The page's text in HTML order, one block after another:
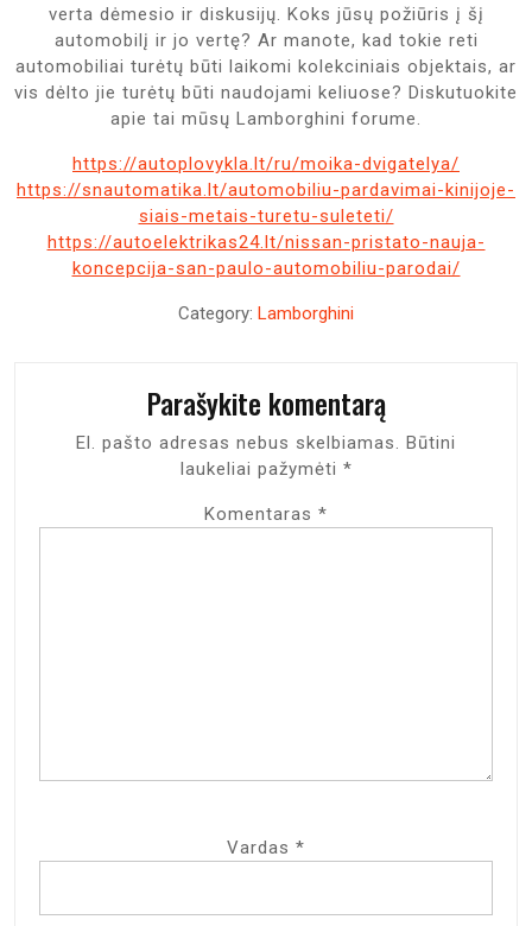
verta dėmesio ir diskusijų. Koks jūsų požiūris į šį
automobilį ir jo vertę? Ar manote, kad tokie reti
automobiliai turėtų būti laikomi kolekciniais objektais, ar
vis dėlto jie turėtų būti naudojami keliuose? Diskutuokite
apie tai mūsų Lamborghini forume.
https://autoplovykla.lt/ru/moika-dvigatelya/
https://snautomatika.lt/automobiliu-pardavimai-kinijoje-
siais-metais-turetu-suleteti/
https://autoelektrikas24.lt/nissan-pristato-nauja-
koncepcija-san-paulo-automobiliu-parodai/
Category: Lamborghini
Parašykite komentarą
El. pašto adresas nebus skelbiamas. Būtini
laukeliai pažymėti *
Komentaras *
Vardas *